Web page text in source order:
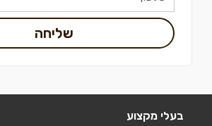
שליחה
בעלי מקצוע